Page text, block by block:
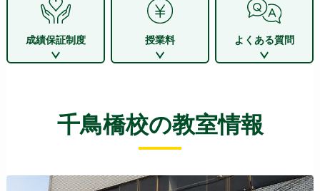
成績保証制度 授業料 よくある質問
千鳥橋校の教室情報